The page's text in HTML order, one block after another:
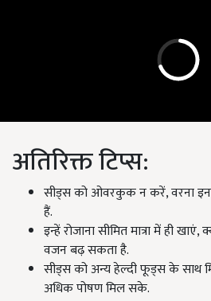
अतिरिक्त टिप्स:
सीड्स को ओवरकुक न करें, वरना
हैं.
इन्हें रोजाना सीमित मात्रा में ही खाएं,
वजन बढ़ सकता है.
सीड्स को अन्य हेल्दी फूड्स के साथ
अधिक पोषण मिल सके.